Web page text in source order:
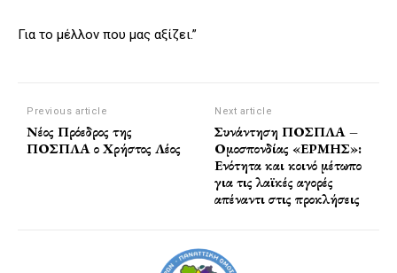
Για το μέλλον που μας αξίζει.”
Previous article
Νέος Πρόεδρος της
ΠΟΣΠΛΑ ο Χρήστος Λέος
Next article
Συνάντηση ΠΟΣΠΛΑ –
Ομοσπονδίας «ΕΡΜΗΣ»:
Ενότητα και κοινό μέτωπο
για τις λαϊκές αγορές
απέναντι στις προκλήσεις